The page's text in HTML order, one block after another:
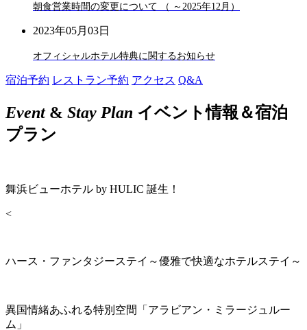
朝食営業時間の変更について （ ～2025年12月）
2023年05月03日
オフィシャルホテル特典に関するお知らせ
宿泊予約 レストラン予約 アクセス Q&A
Event& Stay Plan イベント情報＆宿泊
プラン
舞浜ビューホテル by HULIC 誕生！
<
ハース・ファンタジーステイ～優雅で快適なホテルステイ～
異国情緒あふれる特別空間「アラビアン・ミラージュルー
ム」